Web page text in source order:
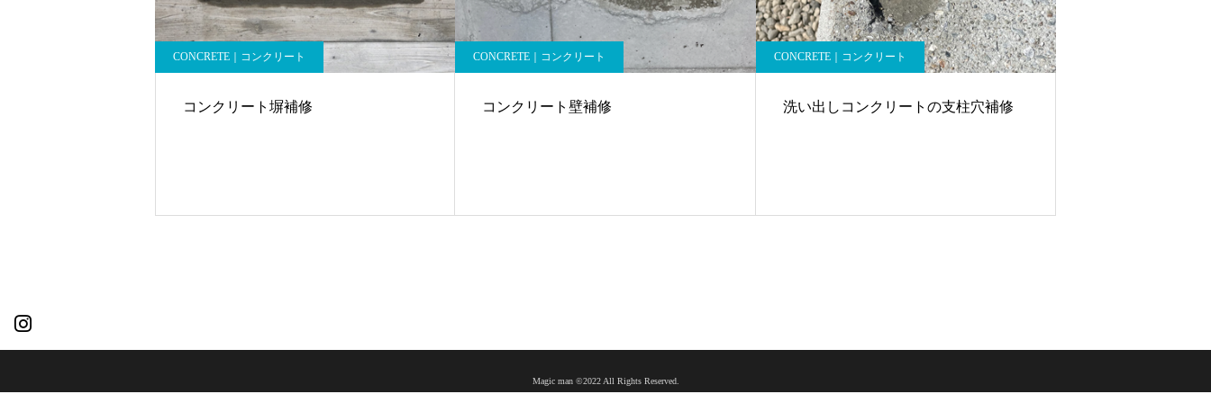
CONCRETE｜コンクリート
コンクリート塀補修
CONCRETE｜コンクリート
コンクリート壁補修
CONCRETE｜コンクリート
洗い出しコンクリートの支柱穴補修
Magic man ©2022 All Rights Reserved.